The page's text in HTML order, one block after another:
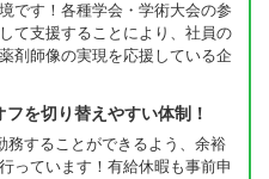
です！各種学会・学術大会の参
て支援することにより、社員の
剤師像の実現を応援している企
を切り替えやすい体制！
務することができるよう、余裕
っています！有給休暇も事前申